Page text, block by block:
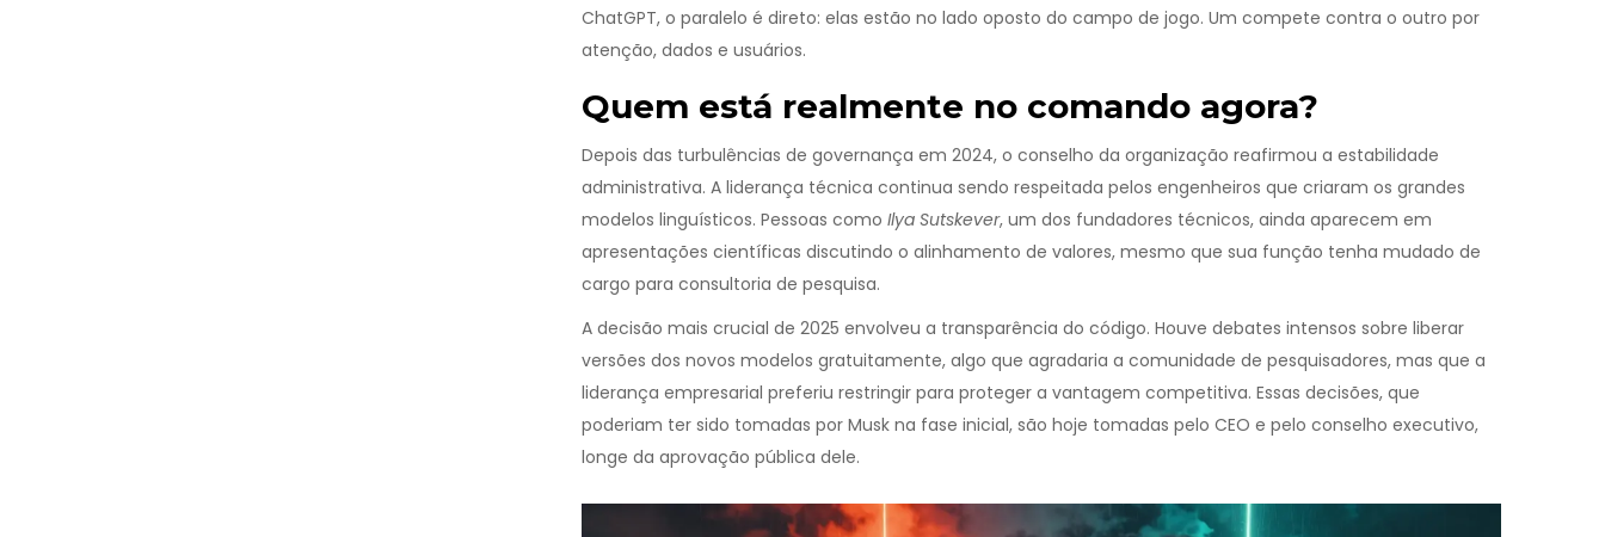
ChatGPT, o paralelo é direto: elas estão no lado oposto do campo de jogo. Um compete contra o outro por
atenção, dados e usuários.
Quem está realmente no comando agora?
Depois das turbulências de governança em 2024, o conselho da organização reafirmou a estabilidade
administrativa. A liderança técnica continua sendo respeitada pelos engenheiros que criaram os grandes
modelos linguísticos. Pessoas como Ilya Sutskever, um dos fundadores técnicos, ainda aparecem em
apresentações científicas discutindo o alinhamento de valores, mesmo que sua função tenha mudado de
cargo para consultoria de pesquisa.
A decisão mais crucial de 2025 envolveu a transparência do código. Houve debates intensos sobre liberar
versões dos novos modelos gratuitamente, algo que agradaria a comunidade de pesquisadores, mas que a
liderança empresarial preferiu restringir para proteger a vantagem competitiva. Essas decisões, que
poderiam ter sido tomadas por Musk na fase inicial, são hoje tomadas pelo CEO e pelo conselho executivo,
longe da aprovação pública dele.